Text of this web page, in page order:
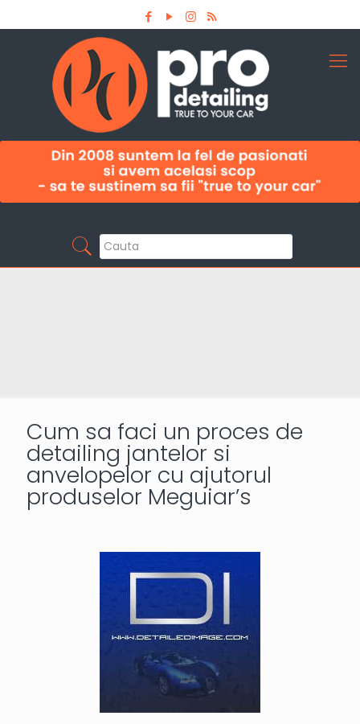
Cum sa faci un proces de
detailing jantelor si
anvelopelor cu ajutorul
produselor Meguiar’s
Aboneaza-te la newsletter
Pro Detailing
Sunt primul care afla noutatile din domeniu la